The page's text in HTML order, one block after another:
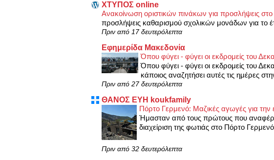
XΤΥΠΟΣ online
Ανακοίνωση οριστικών πινάκων για προσλήψεις
προσλήψεις καθαρισμού σχολικών μονάδων για το
Πριν από 17 δευτερόλεπτα
Εφημερίδα Μακεδονία
Όπου φύγει - φύγει οι εκδρομείς του
Όπου φύγει - φύγει οι εκδρομείς του
κάποιος αναζητήσει αυτές τις ημέρες
Πριν από 27 δευτερόλεπτα
ΘΑΝΟΣ ΕΥΗ koukfamily
Πόρτο Γερμενό: Μαζικές αγωγές για την
Ήμασταν από τους πρώτους που
διαχείριση της φωτιάς στο Πόρτο
Πριν από 32 δευτερόλεπτα